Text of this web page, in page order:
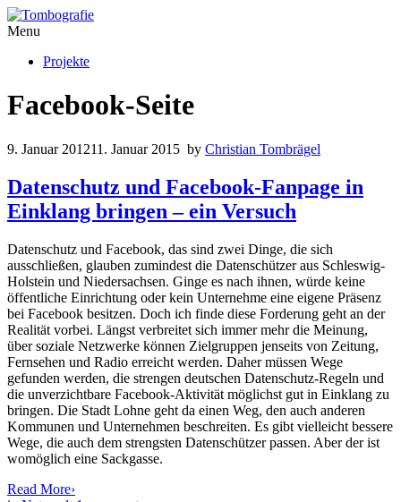
Menu
Projekte
Facebook-Seite
9. Januar 201211. Januar 2015 by Christian Tombrägel
Datenschutz und Facebook-Fanpage in
Einklang bringen – ein Versuch
Datenschutz und Facebook, das sind zwei Dinge, die sich
ausschließen, glauben zumindest die Datenschützer aus Schleswig-
Holstein und Niedersachsen. Ginge es nach ihnen, würde keine
öffentliche Einrichtung oder kein Unternehme eine eigene Präsenz
bei Facebook besitzen. Doch ich finde diese Forderung geht an der
Realität vorbei. Längst verbreitet sich immer mehr die Meinung,
über soziale Netzwerke können Zielgruppen jenseits von Zeitung,
Fernsehen und Radio erreicht werden. Daher müssen Wege
gefunden werden, die strengen deutschen Datenschutz-Regeln und
die unverzichtbare Facebook-Aktivität möglichst gut in Einklang zu
bringen. Die Stadt Lohne geht da einen Weg, den auch anderen
Kommunen und Unternehmen beschreiten. Es gibt vielleicht bessere
Wege, die auch dem strengsten Datenschützer passen. Aber der ist
womöglich eine Sackgasse.
Read More›